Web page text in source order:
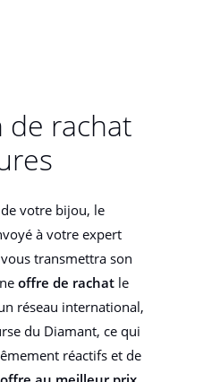
rachat
votre bijou, le
à votre expert
transmettra son
offre de rachat le
réseau international,
du Diamant, ce qui
réactifs et de